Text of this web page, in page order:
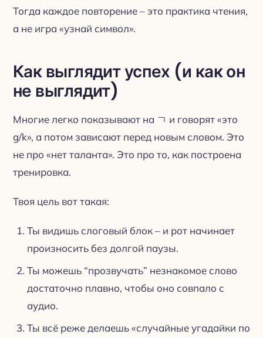
Тогда каждое повторение – это практика чтения,
а не игра «узнай символ».
Как выглядит успех (и как он
не выглядит)
Многие легко показывают на ㄱ и говорят «это
g/k», а потом зависают перед новым словом. Это
не про «нет таланта». Это про то, как построена
тренировка.
Твоя цель вот такая:
Ты видишь слоговый блок – и рот начинает
произносить без долгой паузы.
Ты можешь “прозвучать” незнакомое слово
достаточно плавно, чтобы оно совпало с
аудио.
Ты всё реже делаешь «случайные угадайки по